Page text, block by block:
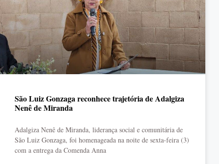
São Luiz Gonzaga reconhece trajetória de Adalgiza
Nenê de Miranda
Adalgiza Nenê de Miranda, liderança social e comunitária de
São Luiz Gonzaga, foi homenageada na noite de sexta-feira (3)
com a entrega da Comenda Anna